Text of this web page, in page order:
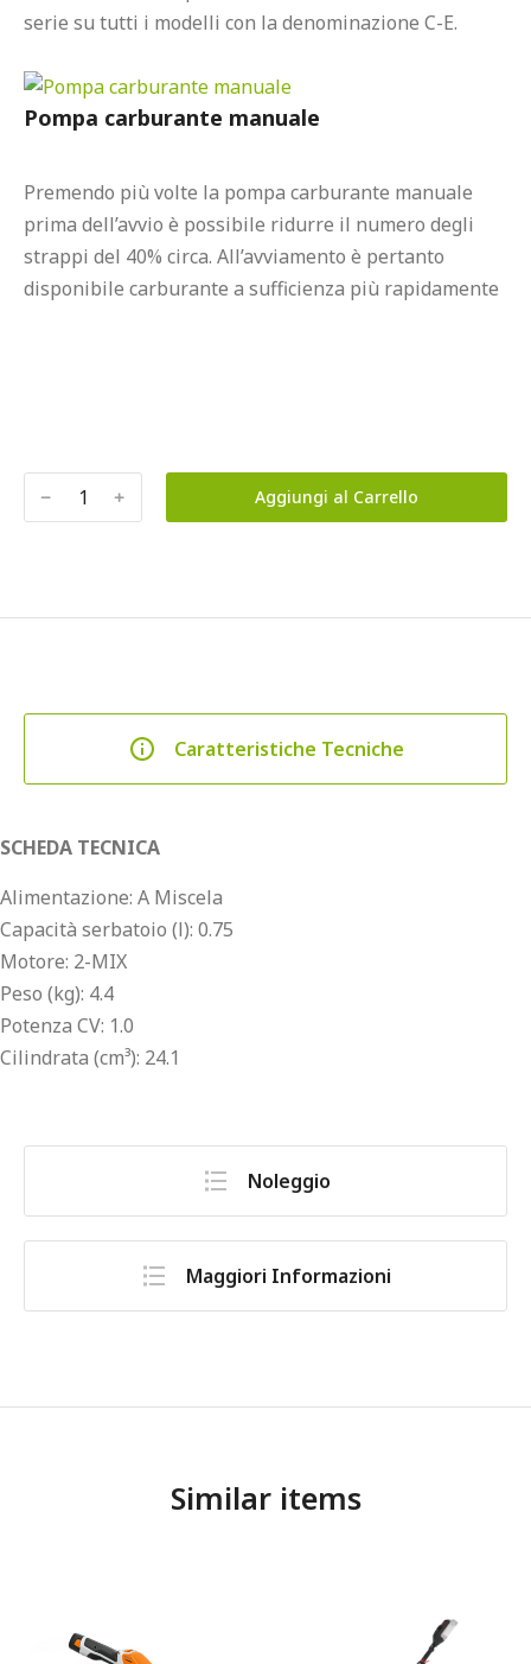
serie su tutti i modelli con la denominazione C-E.
Pompa carburante manuale
Premendo più volte la pompa carburante manuale
prima dell’avvio è possibile ridurre il numero degli
strappi del 40% circa. All’avviamento è pertanto
disponibile carburante a sufficienza più rapidamente
﹣ ﹢ Aggiungi al Carrello
Caratteristiche Tecniche
SCHEDA TECNICA
Alimentazione: A Miscela
Capacità serbatoio (l): 0.75
Motore: 2-MIX
Peso (kg): 4.4
Potenza CV: 1.0
Cilindrata (cm³): 24.1
Noleggio
Maggiori Informazioni
Similar items